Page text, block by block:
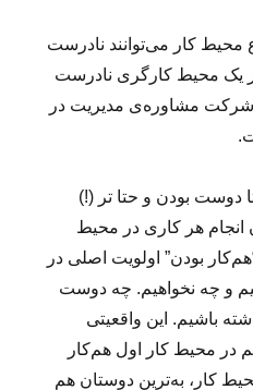
محیط کار می‌توانند نادرست
یک محیط کارگری نادرست
مشاوره‌ی مدیریت در
دوست بودن و حتا تر (!)
انجام هر کاری در محیط
بودن” اولویت اصلی در
و چه نخواهیم. چه دوست
باشیم. این واقعیتی
هم در محیط کار اول هم‌کار
کار، به‌ترین دوستان هم